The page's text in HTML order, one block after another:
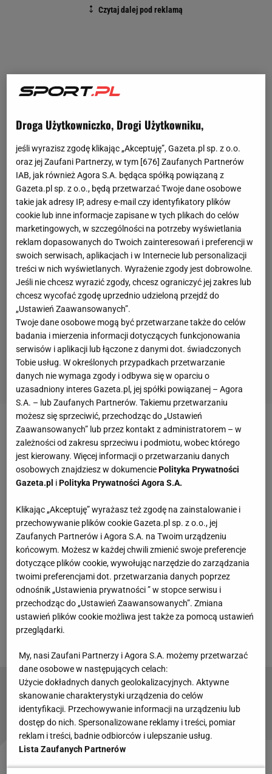
Zobacz wideoPudzianowski dostał pytanie o freaki i
się zaczęło! "Gdzie są ci kibice?!"
Wpadka Wisły Płock. Świetna seria GKS-u Tychy
W poniedziałek 31 marca płocczanie walczyli o trzy
punkty z GKS-em Tychy. Wmeczlepiejweszli
gospodarze. Już w 4. minucie udało im się
przeprowadzić szybki atak, po którym gola zdobył
zupełnie niekryty w polu karnym Natan
Dzięgielewski.
Trener Feyenoordu wypalił wprost o Moderze.
Nie ma złudzeń
Goście wyrównali już w 21. minucie - gola zdobył
Droga Użytkowniczko, Drogi Użytkowniku,
jeśli wyrazisz zgodę klikając „Akceptuję”, Gazeta.pl sp. z o.o.
oraz jej Zaufani Partnerzy, w tym [676] Zaufanych Partnerów
IAB, jak również Agora S.A. będąca spółką powiązaną z
Gazeta.pl sp. z o.o., będą przetwarzać Twoje dane osobowe
takie jak adresy IP, adresy e-mail czy identyfikatory plików
cookie lub inne informacje zapisane w tych plikach do celów
marketingowych, w szczególności na potrzeby wyświetlania
reklam dopasowanych do Twoich zainteresowań i preferencji w
swoich serwisach, aplikacjach i w Internecie lub personalizacji
treści w nich wyświetlanych. Wyrażenie zgody jest dobrowolne.
Jeśli nie chcesz wyrazić zgody, chcesz ograniczyć jej zakres lub
chcesz wycofać zgodę uprzednio udzieloną przejdź do
„Ustawień Zaawansowanych”.
Twoje dane osobowe mogą być przetwarzane także do celów
badania i mierzenia informacji dotyczących funkcjonowania
serwisów i aplikacji lub łączone z danymi dot. świadczonych
Tobie usług. W określonych przypadkach przetwarzanie
danych nie wymaga zgody i odbywa się w oparciu o
uzasadniony interes Gazeta.pl, jej spółki powiązanej – Agora
S.A. – lub Zaufanych Partnerów. Takiemu przetwarzaniu
możesz się sprzeciwić, przechodząc do „Ustawień
Zaawansowanych” lub przez kontakt z administratorem – w
zależności od zakresu sprzeciwu i podmiotu, wobec którego
jest kierowany. Więcej informacji o przetwarzaniu danych
osobowych znajdziesz w dokumenciePolityka Prywatności
Gazeta.pl iPolityka Prywatności Agora S.A.
Klikając „Akceptuję” wyrażasz też zgodę na zainstalowanie i
przechowywanie plików cookie Gazeta.pl sp. z o.o., jej
Zaufanych Partnerów i Agora S.A. na Twoim urządzeniu
końcowym. Możesz w każdej chwili zmienić swoje preferencje
dotyczące plików cookie, wywołując narzędzie do zarządzania
twoimi preferencjami dot. przetwarzania danych poprzez
odnośnik „Ustawienia prywatności ” w stopce serwisu i
przechodząc do „Ustawień Zaawansowanych”. Zmiana
ustawień plików cookie możliwa jest także za pomocą ustawień
przeglądarki.
My, nasi Zaufani Partnerzy i Agora S.A. możemy przetwarzać
dane osobowe w następujących celach:
Użycie dokładnych danych geolokalizacyjnych. Aktywne
skanowanie charakterystyki urządzenia do celów
identyfikacji. Przechowywanie informacji na urządzeniu lub
dostęp do nich. Spersonalizowane reklamy i treści, pomiar
reklam i treści, badnie odbiorców i ulepszanie usług.
Lista Zaufanych Partnerów